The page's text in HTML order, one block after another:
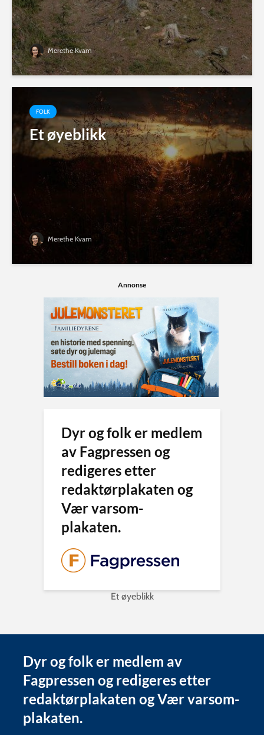
Merethe Kvam
FOLK
Et øyeblikk
Merethe Kvam
Annonse
Dyr og folk er medlem
av Fagpressen og
redigeres etter
redaktørplakaten og
Vær varsom-
plakaten.
Et øyeblikk
Dyr og folk er medlem av
Fagpressen og redigeres etter
redaktørplakaten og Vær varsom-
plakaten.